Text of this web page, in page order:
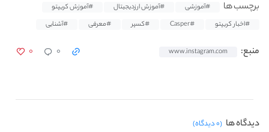
برچسب ها #آموزشی #آموزش ارزدیجیتال
#آموزش کریپتو
#اخبار کریپتو
#Casper #کسپر #معرفی #آشنایی
منبع: www.instagram.com ۰ ۰
دیدگاه ها (۰ دیدگاه)